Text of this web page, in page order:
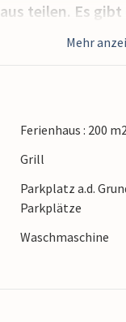
teilen. Es
kurzen
schönen
Nähe der
und
Urlaub
Mehr
Ferienhaus : 200
Grill
Parkplatz a.d.
Parkplätze
Waschmaschine